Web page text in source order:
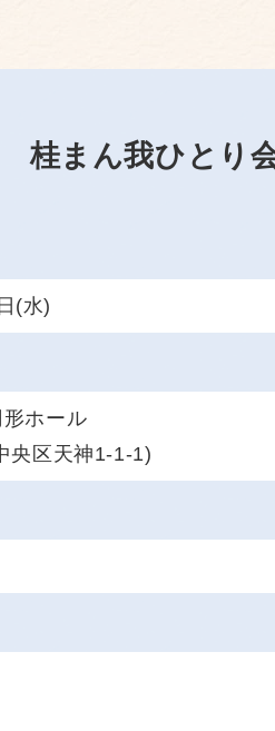
桂まん我ひとり
(水)
ホール
央区天神1-1-1)